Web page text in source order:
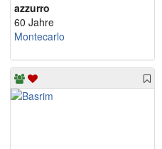
azzurro
60 Jahre
Montecarlo